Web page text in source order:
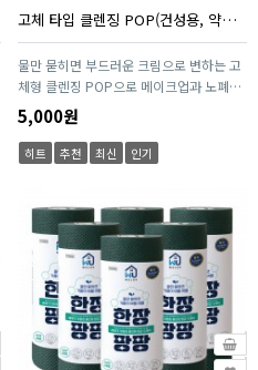
고체 타입 클렌징 POP(건성용, 약산성 PH5.5 / 10매 / 1팩)
물만 묻히면 부드러운 크림으로 변하는 고
체형 클렌징 POP으로 메이크업과 노폐물
을 간편하게 클렌징하세요. 한 장씩 사용하
는 1회용 타입으로 위생적이며, 휴대가 간
편해 여행·외출·운동 시에도 부담 없이 사
용 가능합니다. pH5.5 약산성 포뮬러와
심하고 사용할 수 있습니다.
5,000원
히트 추천 최신 인기